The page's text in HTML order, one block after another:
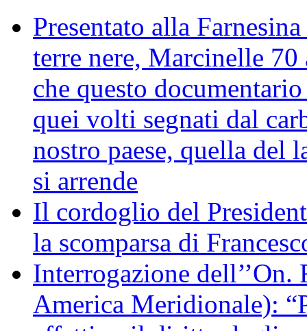
Presentato alla
terre nere, Marcinelle
che questo
quei volti segnati dal
nostro paese, quella del
si arrende
Il cordoglio del
la scomparsa di
Interrogazione
America Meridionale):